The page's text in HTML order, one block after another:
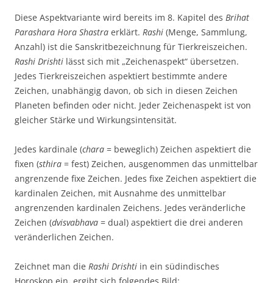
Diese Aspektvariante wird bereits im 8. Kapitel des Brihat
Parashara Hora Shastra erklärt. Rashi (Menge, Sammlung,
Anzahl) ist die Sanskritbezeichnung für Tierkreiszeichen.
Rashi Drishti lässt sich mit „Zeichenaspekt“ übersetzen.
Jedes Tierkreiszeichen aspektiert bestimmte andere
Zeichen, unabhängig davon, ob sich in diesen Zeichen
Planeten befinden oder nicht. Jeder Zeichenaspekt ist von
gleicher Stärke und Wirkungsintensität.
Jedes kardinale (chara = beweglich) Zeichen aspektiert die
fixen (sthira = fest) Zeichen, ausgenommen das unmittelbar
angrenzende fixe Zeichen. Jedes fixe Zeichen aspektiert die
kardinalen Zeichen, mit Ausnahme des unmittelbar
angrenzenden kardinalen Zeichens. Jedes veränderliche
Zeichen (dvisvabhava = dual) aspektiert die drei anderen
veränderlichen Zeichen.
Zeichnet man die Rashi Drishti in ein südindisches
Horoskop ein, ergibt sich folgendes Bild: